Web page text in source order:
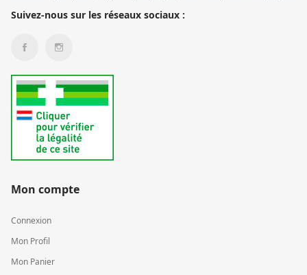
Suivez-nous sur les réseaux sociaux :
Mon compte
Connexion
Mon Profil
Mon Panier